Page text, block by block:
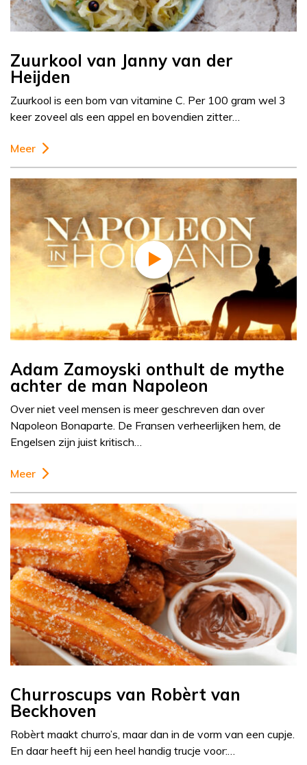
Zuurkool van Janny van der
Heijden
Zuurkool is een bom van vitamine C. Per 100 gram wel 3
keer zoveel als een appel en bovendien zitter…
Meer
Adam Zamoyski onthult de mythe
achter de man Napoleon
Over niet veel mensen is meer geschreven dan over
Napoleon Bonaparte. De Fransen verheerlijken hem, de
Engelsen zijn juist kritisch…
Meer
Churroscups van Robèrt van
Beckhoven
Robèrt maakt churro’s, maar dan in de vorm van een cupje.
En daar heeft hij een heel handig trucje voor:…